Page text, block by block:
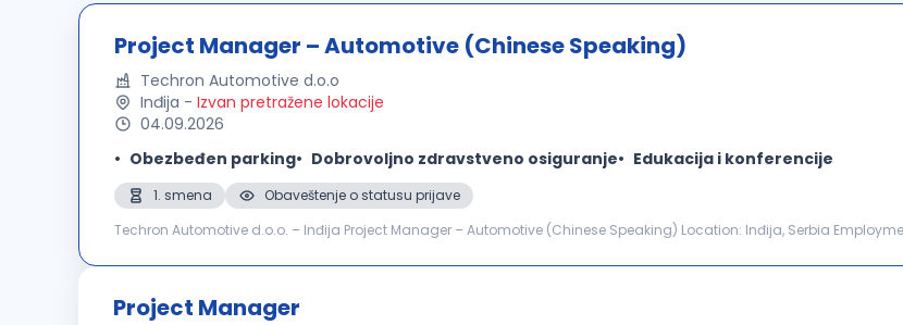
Project Manager – Automotive (Chinese Speaking)
Techron Automotive d.o.o
Inđija - Izvan pretražene lokacije
04.09.2026
Obezbeđen parking
Dobrovoljno zdravstveno osiguranje Edukacija i konferencije
1. smena
Obaveštenje o statusu prijave
Techron Automotive d.o.o. – Inđija Project Manager – Automotive (Chinese Speaking) Location: Inđija, Serbia
Project Manager